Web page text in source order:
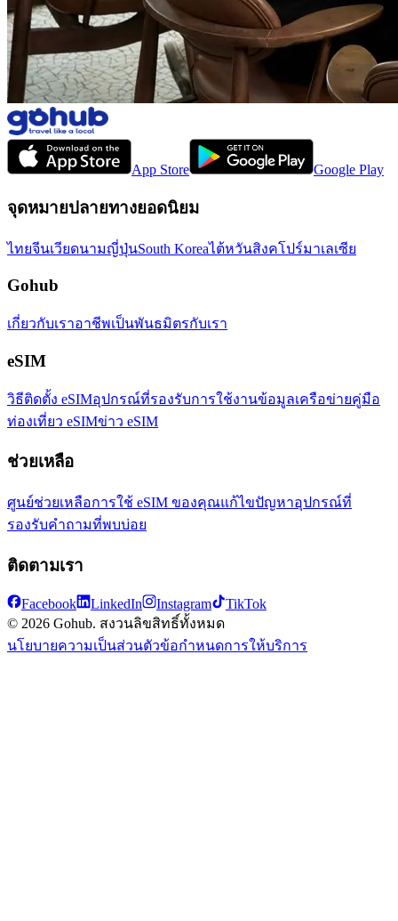
App Store Google Play
จุดหมายปลายทางยอดนิยม
ไทยจีนเวียดนามญี่ปุ่นSouth Koreaไต้หวันสิงคโปร์มาเลเซีย
Gohub
เกี่ยวกับเราอาชีพเป็นพันธมิตรกับเรา
eSIM
วิธีติดตั้ง eSIMอุปกรณ์ที่รองรับการใช้งานข้อมูลเครือข่ายคู่มือ
ท่องเที่ยว eSIMข่าว eSIM
ช่วยเหลือ
ศูนย์ช่วยเหลือการใช้ eSIM ของคุณแก้ไขปัญหาอุปกรณ์ที่
รองรับคำถามที่พบบ่อย
ติดตามเรา
Facebook LinkedIn Instagram
TikTok
© 2026 Gohub. สงวนลิขสิทธิ์ทั้งหมด
นโยบายความเป็นส่วนตัวข้อกำหนดการให้บริการ